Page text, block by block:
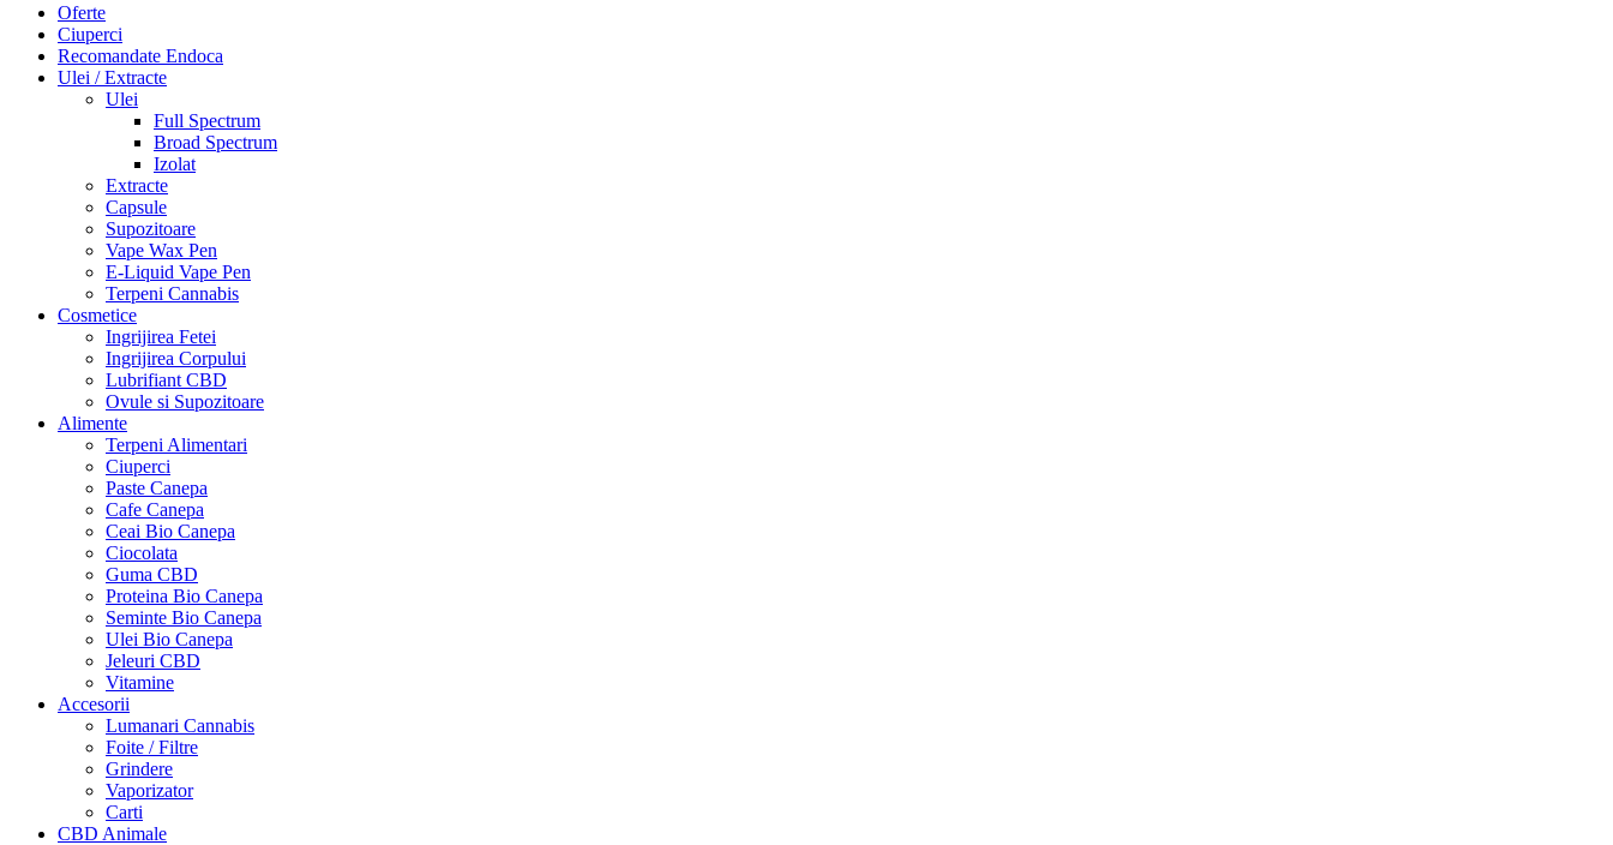
Oferte
Ciuperci
Recomandate Endoca
Ulei / Extracte
Ulei
Full Spectrum
Broad Spectrum
Izolat
Extracte
Capsule
Supozitoare
Vape Wax Pen
E-Liquid Vape Pen
Terpeni Cannabis
Cosmetice
Ingrijirea Fetei
Ingrijirea Corpului
Lubrifiant CBD
Ovule si Supozitoare
Alimente
Terpeni Alimentari
Ciuperci
Paste Canepa
Cafe Canepa
Ceai Bio Canepa
Ciocolata
Guma CBD
Proteina Bio Canepa
Seminte Bio Canepa
Ulei Bio Canepa
Jeleuri CBD
Vitamine
Accesorii
Lumanari Cannabis
Foite / Filtre
Grindere
Vaporizator
Carti
CBD Animale